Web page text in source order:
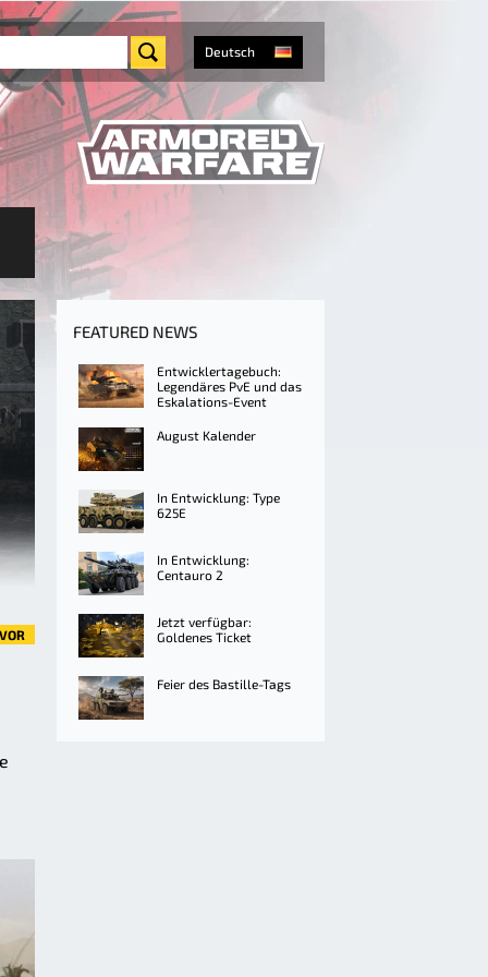
Deutsch
VOR
FEATURED NEWS
Entwicklertagebuch:
Legendäres PvE und das
Eskalations-Event
August Kalender
In Entwicklung: Type
625E
In Entwicklung:
Centauro 2
Jetzt verfügbar:
Goldenes Ticket
Feier des Bastille-Tags